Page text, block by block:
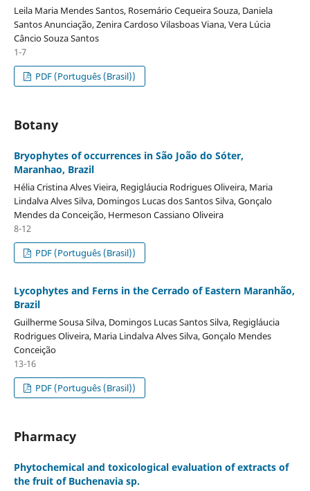
Leila Maria Mendes Santos, Rosemário Cequeira Souza, Daniela
Santos Anunciação, Zenira Cardoso Vilasboas Viana, Vera Lúcia
Câncio Souza Santos
1-7
PDF (Português (Brasil))
Botany
Bryophytes of occurrences in São João do Sóter,
Maranhao, Brazil
Hélia Cristina Alves Vieira, Regigláucia Rodrigues Oliveira, Maria
Lindalva Alves Silva, Domingos Lucas dos Santos Silva, Gonçalo
Mendes da Conceição, Hermeson Cassiano Oliveira
8-12
PDF (Português (Brasil))
Lycophytes and Ferns in the Cerrado of Eastern Maranhão,
Brazil
Guilherme Sousa Silva, Domingos Lucas Santos Silva, Regigláucia
Rodrigues Oliveira, Maria Lindalva Alves Silva, Gonçalo Mendes
Conceição
13-16
PDF (Português (Brasil))
Pharmacy
Phytochemical and toxicological evaluation of extracts of
the fruit of Buchenavia sp.